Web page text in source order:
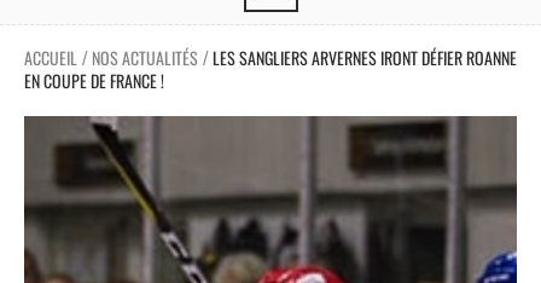
ACCUEIL / NOS ACTUALITÉS /LES SANGLIERS ARVERNES IRONT DÉFIER ROANNE
EN COUPE DE FRANCE !